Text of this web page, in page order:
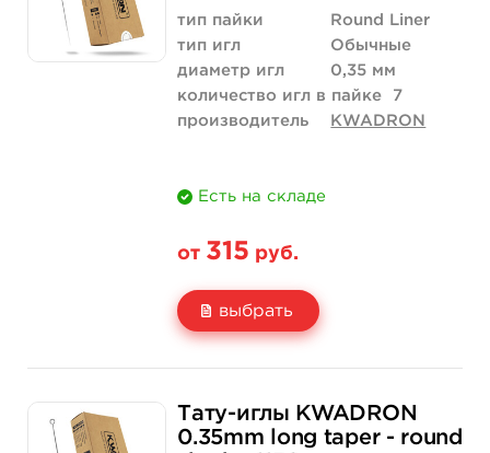
тип пайки
Round Liner
тип игл
Обычные
диаметр игл
0,35 мм
количество игл в пайке
7
производитель
KWADRON
Есть на складе
от 315 руб.
выбрать
Цена 315 руб.
Тату-иглы KWADRON
0.35mm long taper - round